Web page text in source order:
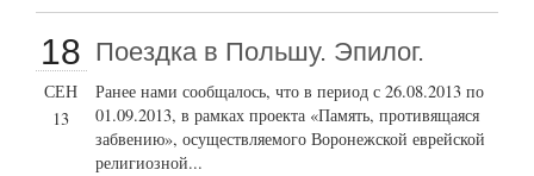
18
СЕН
13
Поездка в Польшу. Эпилог.
Ранее нами сообщалось, что в период с 26.08.2013 по
01.09.2013, в рамках проекта «Память, противящаяся
забвению», осуществляемого Воронежской еврейской
религиозной...